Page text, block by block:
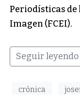
Periodísticas de
Imagen (FCEI).
Seguir leyendo
crónica